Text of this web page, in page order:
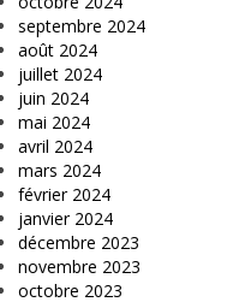
septembre 2024
août 2024
juillet 2024
juin 2024
mai 2024
avril 2024
mars 2024
février 2024
janvier 2024
décembre 2023
novembre 2023
octobre 2023